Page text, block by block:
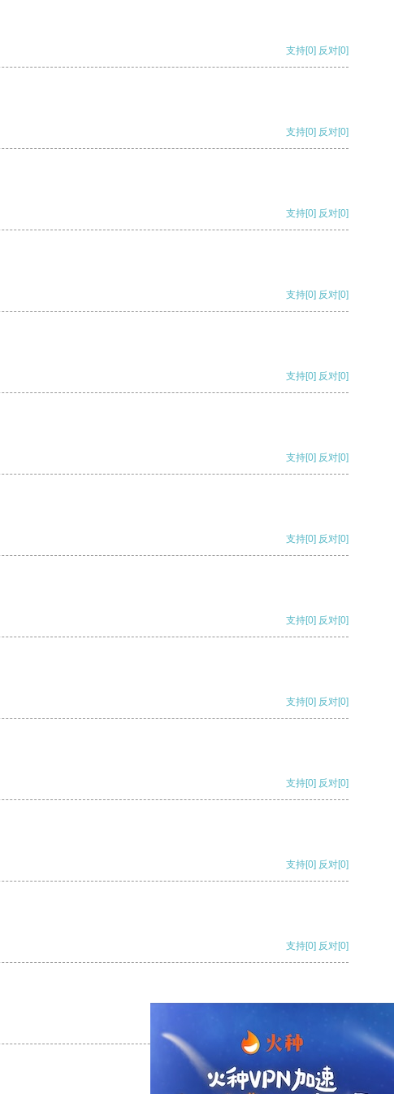
支持[0] 反对[0]
支持[0] 反对[0]
支持[0] 反对[0]
支持[0] 反对[0]
支持[0] 反对[0]
支持[0] 反对[0]
支持[0] 反对[0]
支持[0] 反对[0]
支持[0] 反对[0]
支持[0] 反对[0]
支持[0] 反对[0]
支持[0] 反对[0]